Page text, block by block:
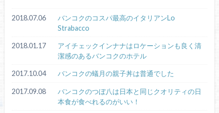
2018.07.06
バンコクのコスパ最高のイタリアンLo
Strabacco
2018.01.17
アイチェックインナナはロケーションも良く清
潔感のあるバンコクのホテル
2017.10.04 バンコクの蟻月の親子丼は普通でした
2017.09.08
バンコクのつぼ八は日本と同じクオリティの日
本食が食べれるのがいい！